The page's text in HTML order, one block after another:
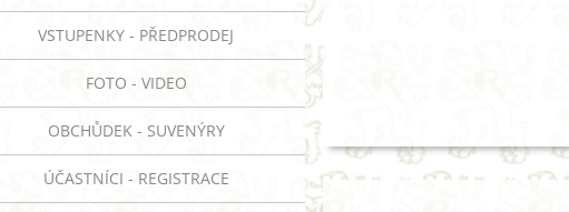
VSTUPENKY - PŘEDPRODEJ
FOTO - VIDEO
OBCHŮDEK - SUVENÝRY
ÚČASTNÍCI - REGISTRACE